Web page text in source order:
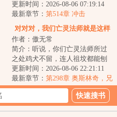
生面板。面板对他行为进行评
估、结算，凡是有...
更新时间：2026-08-06 07:19:14
最新章节： 第514章 冲击
对对对，我们亡灵法师就是这样
作者：傲无常
简介：听说，你们亡灵法师所过
之处鸡犬不留，连人祖坟都能刨
个精光？对对对，你说的都对，
我们亡灵法师就...
更新时间：2026-08-06 22:21:11
最新章节： 第298章 奥斯林奇，兄
弟再重逢！